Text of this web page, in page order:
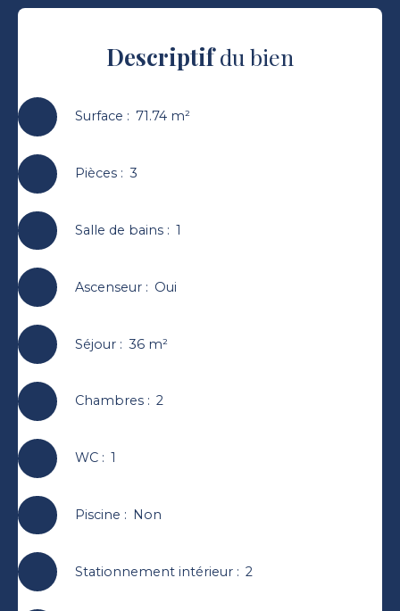
Descriptifdu bien
Surface : 71.74 m²
Pièces: 3
Salle de bains: 1
Ascenseur: Oui
Séjour: 36 m²
Chambres: 2
WC: 1
Piscine : Non
Stationnement intérieur: 2